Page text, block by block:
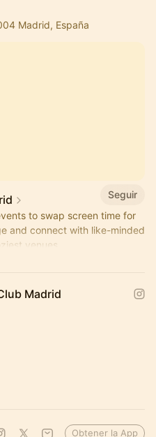
Madrid, España
Seguir
to swap screen time for
and connect with like-minded
venues.
Madrid
Obtener la App